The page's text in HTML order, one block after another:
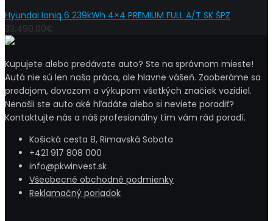
Hyundai Ioniq 6 239kWh 4×4 PREMIUM FULL A/T SK ŠPZ
33,490.00€
Kupujete alebo predávate auto? Ste na správnom mieste!
Autá nie sú len naša práca, ale hlavne vášeň. Zaoberáme sa
predajom, dovozom a výkupom všetkých značiek vozidiel.
Nenašli ste auto aké hľadáte alebo si neviete poradiť?
Kontaktujte nás a náš profesionálny tím vám rád poradí.
Košická cesta 8, Rimavská Sobota
+421 917 808 000
info@pkwinvest.sk
Všeobecné obchodné podmienky
Reklamačný poriadok